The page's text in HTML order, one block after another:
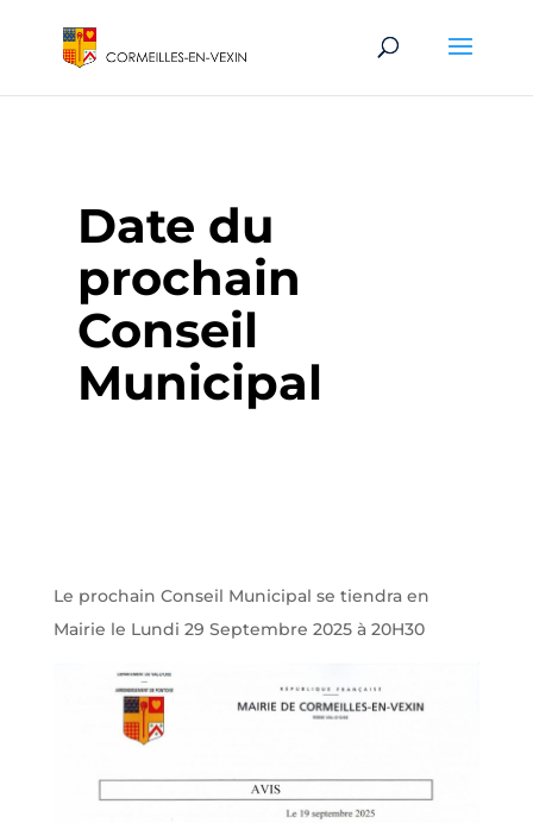
Date du
prochain
Conseil
Municipal
Le prochain Conseil Municipal se tiendra en
Mairie le Lundi 29 Septembre 2025 à 20H30